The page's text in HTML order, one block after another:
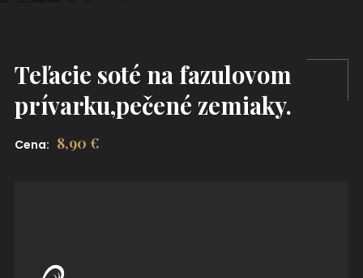
Teľacie soté na fazulovom
prívarku,pečené zemiaky.
Cena: 8,90 €